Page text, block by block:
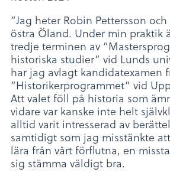
”Jag heter Robin Pettersson
östra Öland. Under min praktik
tredje terminen av
historiska studier” vid Lunds
har jag avlagt kandidatexamen
”Historikerprogrammet” vid
Att valet föll på historia som
vidare var kanske inte helt
alltid varit intresserad av
samtidigt som jag misstänkte
lära från vårt förflutna, en
sig stämma väldigt bra.